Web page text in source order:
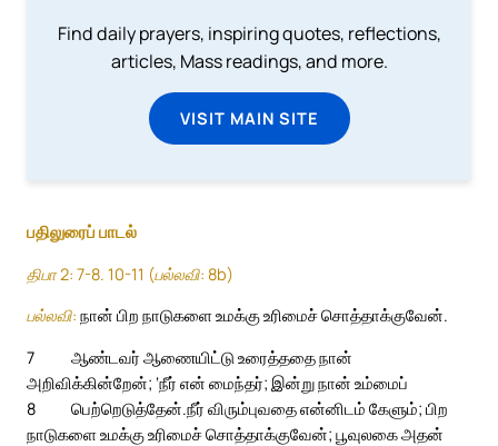
Find daily prayers, inspiring quotes, reflections,
articles, Mass readings, and more.
VISIT MAIN SITE
பதிலுரைப் பாடல்
திபா 2: 7-8. 10-11 (பல்லவி: 8b)
பல்லவி: நான் பிற நாடுகளை உமக்கு உரிமைச் சொத்தாக்குவேன்.
7
ஆண்டவர் ஆணையிட்டு உரைத்ததை நான்
அறிவிக்கின்றேன்; ‘நீர் என் மைந்தர்; இன்று நான் உம்மைப்
பெற்றெடுத்தேன்.
8
நீர் விரும்புவதை என்னிடம் கேளும்; பிற
நாடுகளை உமக்கு உரிமைச் சொத்தாக்குவேன்; பூவுலகை அதன்